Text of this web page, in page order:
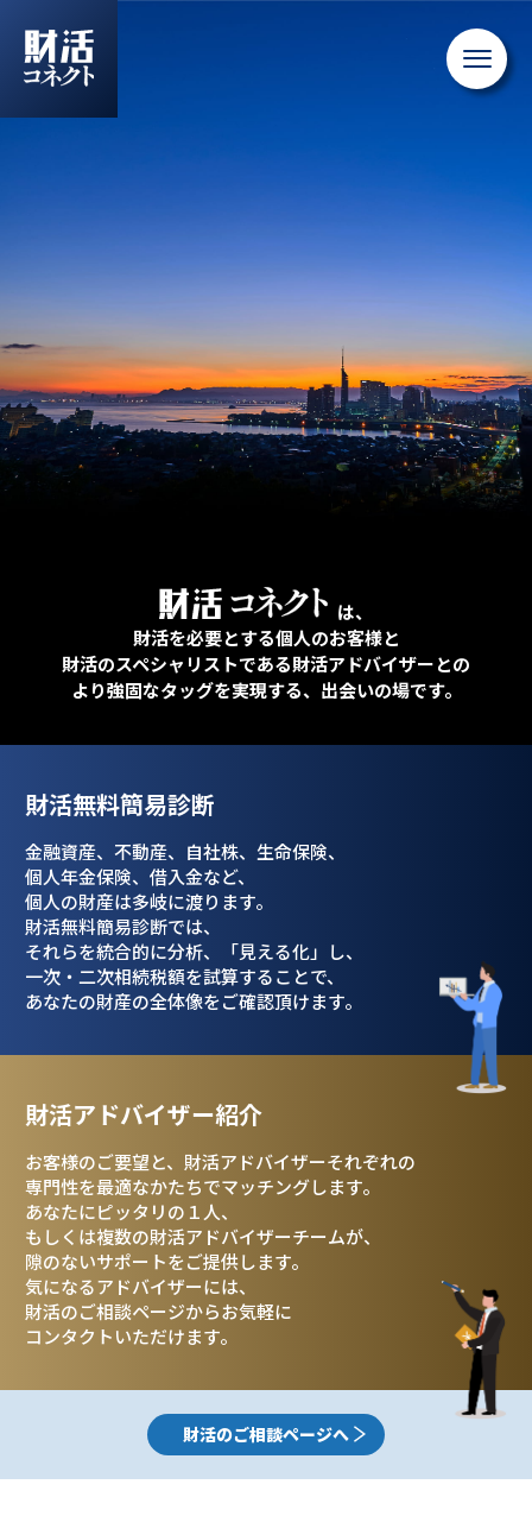
は、
財活を必要とする個人のお客様と
財活のスペシャリストである財活アドバイザーとの
より強固なタッグを実現する、出会いの場です。
財活無料簡易診断
金融資産、不動産、自社株、生命保険、
個人年金保険、借入金など、
個人の財産は多岐に渡ります。
財活無料簡易診断では、
それらを統合的に分析、
「見える化」し、
一次・二次相続税額を試算することで、
あなたの財産の全体像をご確認頂けます。
財活アドバイザー紹介
お客様のご要望と、財活アドバイザーそれぞれの
専門性を最適なかたちでマッチングします。
あなたにピッタリの１人、
もしくは複数の財活アドバイザーチームが、
隙のないサポートをご提供します。
気になるアドバイザーには、
財活のご相談ページからお気軽に
コンタクトいただけます。
財活のご相談ページへ